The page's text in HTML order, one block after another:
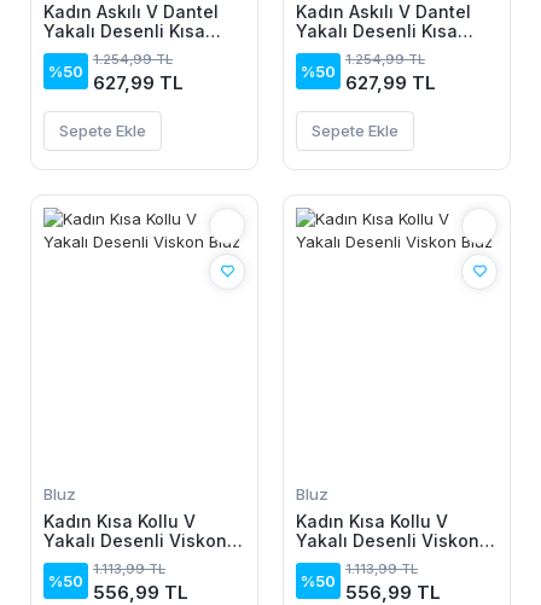
Kadın Askılı V Dantel
Yakalı Desenli Kısa
Elbise
%50
1.254,99 TL
627,99 TL
Sepete Ekle
Kadın Askılı V Dantel
Yakalı Desenli Kısa
Elbise
%50
1.254,99 TL
627,99 TL
Sepete Ekle
Bluz
Kadın Kısa Kollu V
Yakalı Desenli Viskon
Bluz
%50
1.113,99 TL
556,99 TL
Bluz
Kadın Kısa Kollu V
Yakalı Desenli Viskon
Bluz
%50
1.113,99 TL
556,99 TL